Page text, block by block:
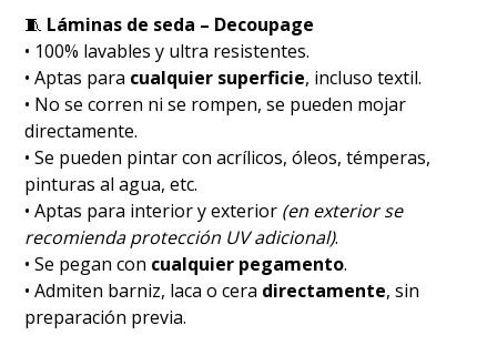
🧵 Láminas de seda – Decoupage
• 100% lavables y ultra resistentes.
• Aptas para cualquier superficie, incluso textil.
• No se corren ni se rompen, se pueden mojar
directamente.
• Se pueden pintar con acrílicos, óleos, témperas,
pinturas al agua, etc.
• Aptas para interior y exterior (en exterior se
recomienda protección UV adicional).
• Se pegan con cualquier pegamento.
• Admiten barniz, laca o cera directamente, sin
preparación previa.